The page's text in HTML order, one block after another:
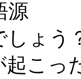
源
しょう
起こっ